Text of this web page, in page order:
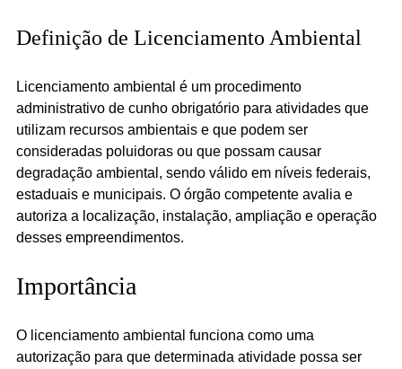
Definição de Licenciamento Ambiental
Licenciamento ambiental é um procedimento
administrativo de cunho obrigatório para atividades que
utilizam recursos ambientais e que podem ser
consideradas poluidoras ou que possam causar
degradação ambiental, sendo válido em níveis federais,
estaduais e municipais. O órgão competente avalia e
autoriza a localização, instalação, ampliação e operação
desses empreendimentos.
Importância
O licenciamento ambiental funciona como uma
autorização para que determinada atividade possa ser